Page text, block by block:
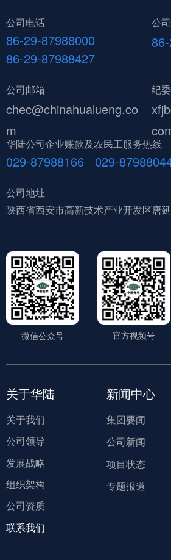
公司电话
86-29-87988000
86-29-87988427
公司邮箱
chec@chinahualueng.co
m
纪
公司地址
陕西省西安市高新技术产业开发区唐
华陆公司企业账款及农民工服务热线
029-87988166 029-
公
微信公众号 官方视频号
关于华陆
关于我们
公司领导
发展战略
组织架构
公司资质
联系我们
新闻中心
集团要闻
公司新闻
项目状态
专题报道